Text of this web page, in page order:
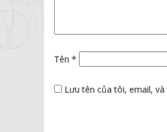
Tên *
Lưu tên của tôi, email,